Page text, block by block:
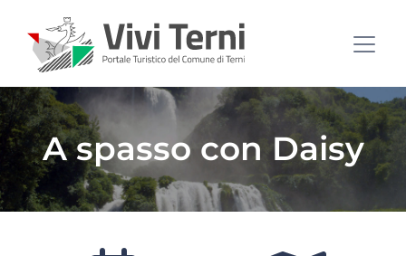
A spasso con Daisy